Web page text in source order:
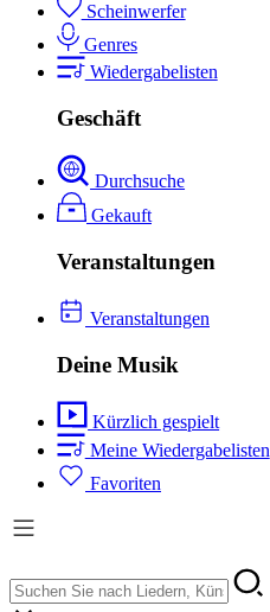
Scheinwerfer
Genres
Wiedergabelisten
Geschäft
Durchsuche
Gekauft
Veranstaltungen
Veranstaltungen
Deine Musik
Kürzlich gespielt
Meine Wiedergabelisten
Favoriten